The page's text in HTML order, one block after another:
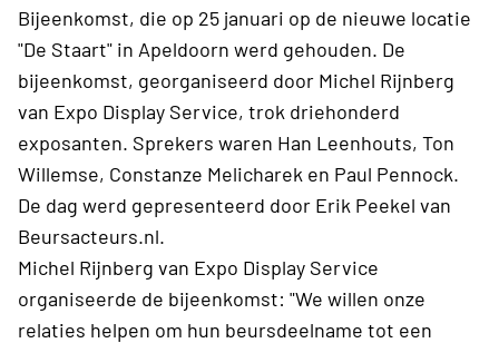
Bijeenkomst, die op 25 januari op de nieuwe locatie
"De Staart" in Apeldoorn werd gehouden. De
bijeenkomst, georganiseerd door Michel Rijnberg
van Expo Display Service, trok driehonderd
exposanten. Sprekers waren Han Leenhouts, Ton
Willemse, Constanze Melicharek en Paul Pennock.
De dag werd gepresenteerd door Erik Peekel van
Beursacteurs.nl.
Michel Rijnberg van Expo Display Service
organiseerde de bijeenkomst: "We willen onze
relaties helpen om hun beursdeelname tot een